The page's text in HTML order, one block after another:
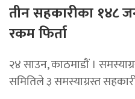
तीन सहकारीका १४८
रकम फिर्ता
२४ साउन, काठमाडौं ।
समितिले ३ समस्याग्रस्त